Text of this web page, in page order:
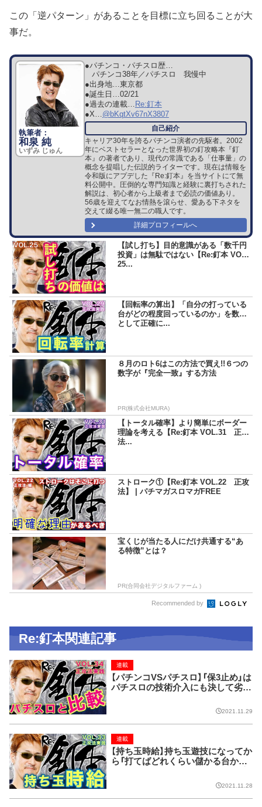
この「逆パターン」があることを目標に立ち回ることが大
事だ。
和泉 純
いずみ じゅん
●パチンコ・パチスロ歴…
パチンコ38年／パチスロ 我慢中
●出身地…東京都
●誕生日…02/21
●過去の連載… Re:釘本
●X…@bKqtXv67nX3807
キャリア30年を誇るパチンコ演者の先駆者。2002
年にベストセラーとなった世界初の釘攻略本『釘
本』の著者であり、現代の常識である「仕事量」の
概念を提唱した伝説的ライターです。現在は情報を
令和版にアプデした『Re:釘本』を当サイトにて無
料公開中。圧倒的な専門知識と経験に裏打ちされた
解説は、初心者から上級者まで必読の価値あり。
56歳を迎えてなお情熱を滾らせ、愛ある下ネタを
交えて綴る唯一無二の職人です。
詳細プロフィールへ
【試し打ち】目的意識がある「数千円
投資」は無駄ではない【Re:釘本 VOL.
25...
【回転率の算出】「自分の打っている
台がどの程度回っているのか」を数値
として正確に...
８月のロト6はこの方法で買え!!６つの
数字が『完全一致』する方法
PR(株式会社MURA)
【トータル確率】より簡単にボーダー
理論を考える【Re:釘本 VOL.31 正攻
法...
ストローク①【Re:釘本 VOL.22 正攻
法】 | パチマガスロマガFREE
宝くじが当たる人にだけ共通する“あ
る特徴”とは？
PR(合同会社デジタルファーム )
Recommended by
Re:釘本関連記事
【パチンコVSパチスロ】「保3止め」は
パチスロの技術介入にも決して劣ら
連載
2021.11.29
【持ち玉時給】持ち玉遊技になってか
ら「打てばどれくらい儲かる台か？」
連載
2021.11.28